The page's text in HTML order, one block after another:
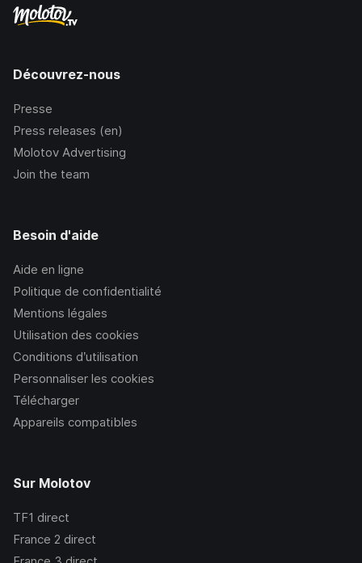
Découvrez-nous
Presse
Press releases (en)
Molotov Advertising
Join the team
Besoin d'aide
Aide en ligne
Politique de confidentialité
Mentions légales
Utilisation des cookies
Conditions d’utilisation
Personnaliser les cookies
Télécharger
Appareils compatibles
Sur Molotov
TF1 direct
France 2 direct